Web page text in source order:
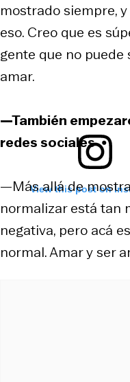
View this post on
mostrado siempre,
eso. Creo que es
gente que no puede
amar.
—También
redes sociales
—Más allá de
normalizar está tan
negativa, pero acá
normal. Amar y ser